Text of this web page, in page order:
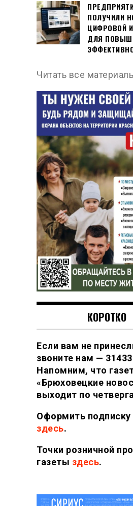
ПОЛУЧИЛИ
ЦИФРОВОЙ
ДЛЯ
Читать все
КОРОТКО
Если вам не
звоните нам —
Напомним, что
«Брюховецкие
выходит по
Оформить
здесь.
Точки розничной
газеты здесь.